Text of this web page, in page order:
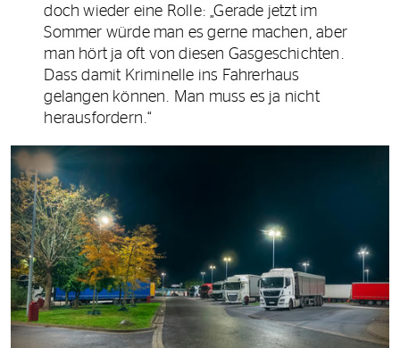
doch wieder eine Rolle: „Gerade jetzt im
Sommer würde man es gerne machen, aber
man hört ja oft von diesen Gasgeschichten.
Dass damit Kriminelle ins Fahrerhaus
gelangen können. Man muss es ja nicht
herausfordern.“